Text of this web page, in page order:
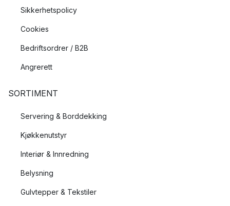
Sikkerhetspolicy
Cookies
Bedriftsordrer / B2B
Angrerett
SORTIMENT
Servering & Borddekking
Kjøkkenutstyr
Interiør & Innredning
Belysning
Gulvtepper & Tekstiler